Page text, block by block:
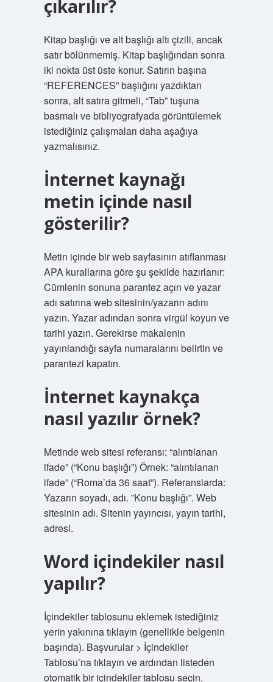
çıkarılır?
Kitap başlığı ve alt başlığı altı çizili, ancak
satır bölünmemiş. Kitap başlığından sonra
iki nokta üst üste konur. Satırın başına
“REFERENCES” başlığını yazdıktan
sonra, alt satıra gitmeli, “Tab” tuşuna
basmalı ve bibliyografyada görüntülemek
istediğiniz çalışmaları daha aşağıya
yazmalısınız.
İnternet kaynağı
metin içinde nasıl
gösterilir?
Metin içinde bir web sayfasının atıflanması
APA kurallarına göre şu şekilde hazırlanır:
Cümlenin sonuna parantez açın ve yazar
adı satırına web sitesinin/yazarın adını
yazın. Yazar adından sonra virgül koyun ve
tarihi yazın. Gerekirse makalenin
yayınlandığı sayfa numaralarını belirtin ve
parantezi kapatın.
İnternet kaynakça
nasıl yazılır örnek?
Metinde web sitesi referansı: “alıntılanan
ifade” (“Konu başlığı”) Örnek: “alıntılanan
ifade” (“Roma’da 36 saat”). Referanslarda:
Yazarın soyadı, adı. ”Konu başlığı”. Web
sitesinin adı. Sitenin yayıncısı, yayın tarihi,
adresi.
Word içindekiler nasıl
yapılır?
İçindekiler tablosunu eklemek istediğiniz
yerin yakınına tıklayın (genellikle belgenin
başında). Başvurular > İçindekiler
Tablosu’na tıklayın ve ardından listeden
otomatik bir içindekiler tablosu seçin.